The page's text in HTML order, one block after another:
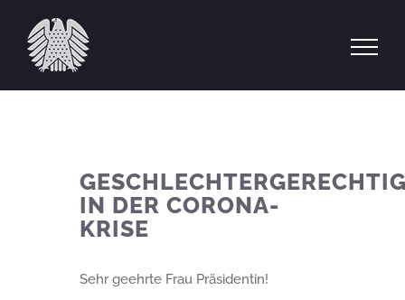
Inhalt
springen
IN DER CORONA-
KRISE
Sehr geehrte Frau Präsidentin!